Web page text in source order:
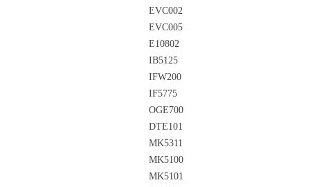
EVC002
EVC005
E10802
IB5125
IFW200
IF5775
OGE700
DTE101
MK5311
MK5100
MK5101